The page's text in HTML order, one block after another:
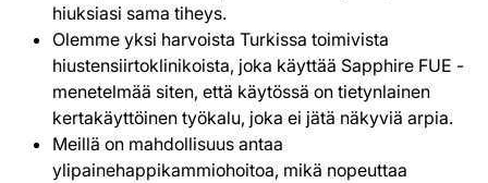
hiuksiasi sama tiheys.
Olemme yksi harvoista Turkissa toimivista
hiustensiirtoklinikoista, joka käyttää Sapphire FUE -
menetelmää siten, että käytössä on tietynlainen
kertakäyttöinen työkalu, joka ei jätä näkyviä arpia.
Meillä on mahdollisuus antaa
ylipainehappikammiohoitoa, mikä nopeuttaa